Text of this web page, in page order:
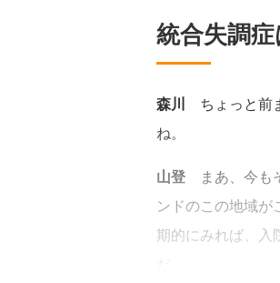
統合失調
森川 ちょっと前
ね。
山登
まあ、今も
ンドのこの地域
期的にみれば、入